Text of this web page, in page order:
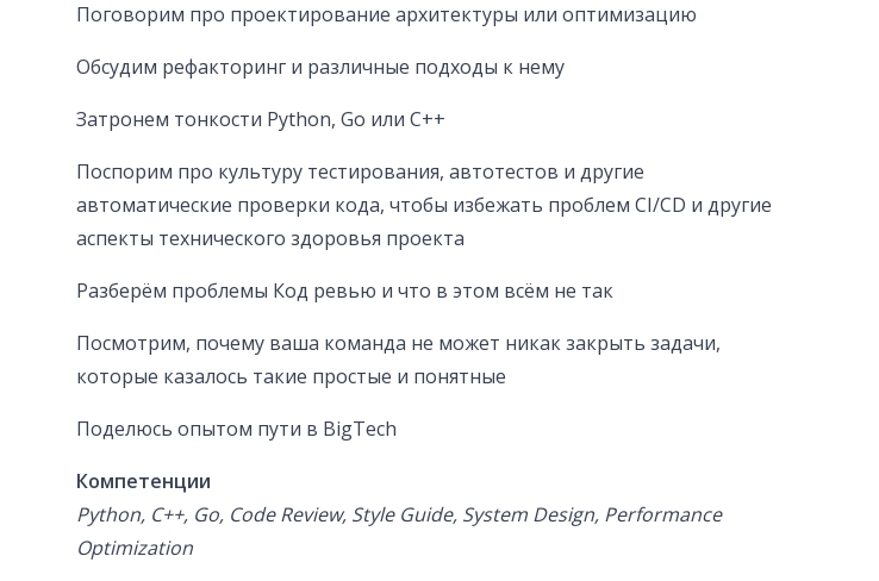
Поговорим про проектирование архитектуры или оптимизацию
Обсудим рефакторинг и различные подходы к нему
Затронем тонкости Python, Go или C++
Поспорим про культуру тестирования, автотестов и другие
автоматические проверки кода, чтобы избежать проблем CI/CD и другие
аспекты технического здоровья проекта
Разберём проблемы Код ревью и что в этом всём не так
Посмотрим, почему ваша команда не может никак закрыть задачи,
которые казалось такие простые и понятные
Поделюсь опытом пути в BigTech
Компетенции
Python, C++, Go, Code Review, Style Guide, System Design, Performance
Optimization